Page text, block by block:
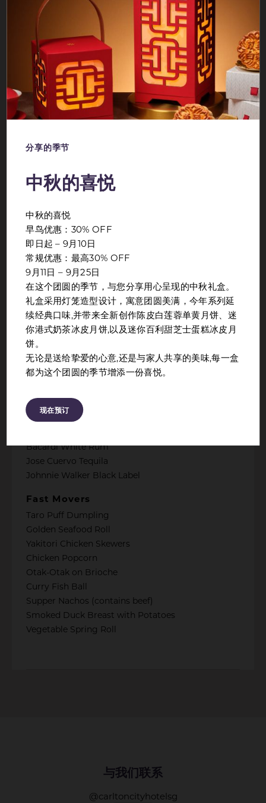
TRADING FLOOR
TRIPLE TRADE
and any 3 drinks from our
Every Wednesday, 3-8 PM, For $33
Capital Pours
Beer ½ PINT :
Tiger
Heineken
House Wines :
Red
White
House Spirits :
Gordon’s Gin
Bacardi White Rum
Jose Cuervo Tequila
Johnnie Walker Black Label
Fast Movers
Taro Puff Dumpling
Golden Seafood Roll
Yakitori Chicken Skewers
Chicken Popcorn
Otak-Otak on Brioche
Curry Fish Ball
Supper Nachos (contains beef)
Smoked Duck Breast with Potatoes
Vegetable Spring Roll
与我们联系
@carltoncityhotelsg
分享的季节
中秋的喜悦
中秋的喜悦
早鸟优惠：30% OFF
即日起 – 9月10日
常规优惠：最高30% OFF
9月11日 – 9月25日
在这个团圆的季节，与您分享用心呈现的中秋礼盒。
礼盒采用灯笼造型设计，寓意团圆美满，今年系列延
续经典口味,并带来全新创作陈皮白莲蓉单黄月饼、迷
你港式奶茶冰皮月饼,以及迷你百利甜芝士蛋糕冰皮月
饼。
无论是送给挚爱的心意,还是与家人共享的美味,每一盒
都为这个团圆的季节增添一份喜悦。
现在预订